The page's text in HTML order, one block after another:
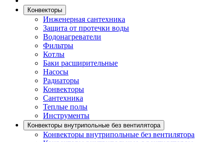
Конвекторы
Инженерная сантехника
Защита от протечки воды
Водонагреватели
Фильтры
Котлы
Баки расширительные
Насосы
Радиаторы
Конвекторы
Сантехника
Теплые полы
Инструменты
Конвекторы внутрипольные без вентилятора
Конвекторы внутрипольные без вентилятора